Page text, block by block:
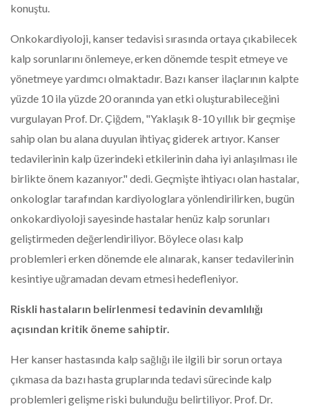
konuştu.
Onkokardiyoloji, kanser tedavisi sırasında ortaya çıkabilecek
kalp sorunlarını önlemeye, erken dönemde tespit etmeye ve
yönetmeye yardımcı olmaktadır. Bazı kanser ilaçlarının kalpte
yüzde 10 ila yüzde 20 oranında yan etki oluşturabileceğini
vurgulayan Prof. Dr. Çiğdem, "Yaklaşık 8-10 yıllık bir geçmişe
sahip olan bu alana duyulan ihtiyaç giderek artıyor. Kanser
tedavilerinin kalp üzerindeki etkilerinin daha iyi anlaşılması ile
birlikte önem kazanıyor." dedi. Geçmişte ihtiyacı olan hastalar,
onkologlar tarafından kardiyologlara yönlendirilirken, bugün
onkokardiyoloji sayesinde hastalar henüz kalp sorunları
geliştirmeden değerlendiriliyor. Böylece olası kalp
problemleri erken dönemde ele alınarak, kanser tedavilerinin
kesintiye uğramadan devam etmesi hedefleniyor.
Riskli hastaların belirlenmesi tedavinin devamlılığı
açısından kritik öneme sahiptir.
Her kanser hastasında kalp sağlığı ile ilgili bir sorun ortaya
çıkmasa da bazı hasta gruplarında tedavi sürecinde kalp
problemleri gelişme riski bulunduğu belirtiliyor. Prof. Dr.